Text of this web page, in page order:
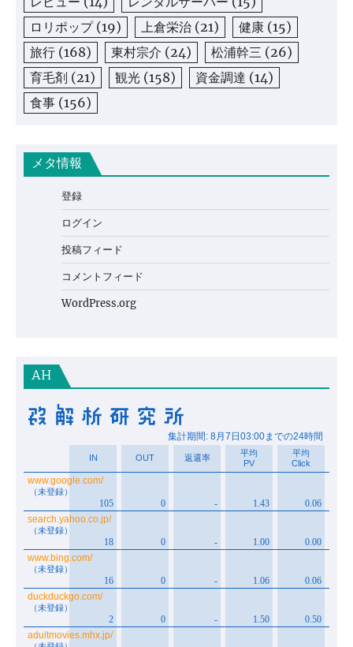
ロリポップ(19) 上倉栄治 (21) 健康 (15)
旅行 (168) 東村宗介 (24) 松浦幹三 (26)
育毛剤 (21) 観光 (158) 資金調達 (14)
食事 (156)
メタ情報
登録
ログイン
投稿フィード
コメントフィード
WordPress.org
AH